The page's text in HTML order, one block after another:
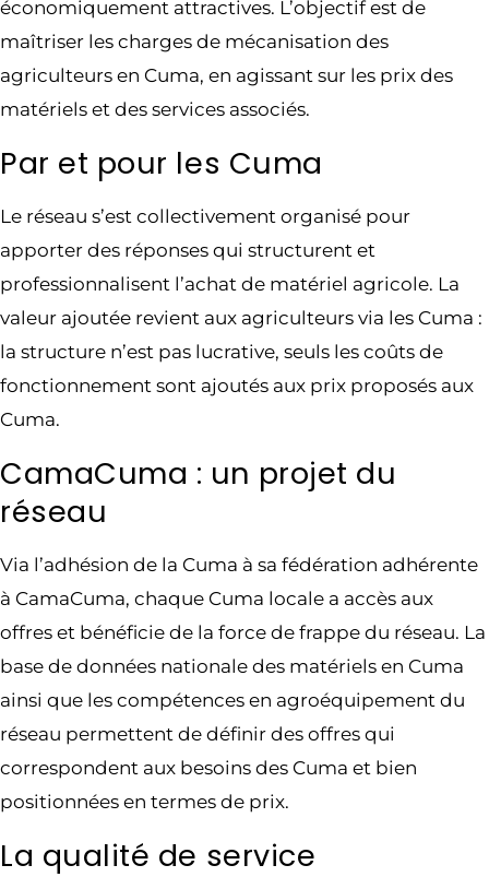
économiquement attractives. L’objectif est de
maîtriser les charges de mécanisation des
agriculteurs en Cuma, en agissant sur les prix des
matériels et des services associés.
Par et pour les Cuma
Le réseau s’est collectivement organisé pour
apporter des réponses qui structurent et
professionnalisent l’achat de matériel agricole. La
valeur ajoutée revient aux agriculteurs via les Cuma :
la structure n’est pas lucrative, seuls les coûts de
fonctionnement sont ajoutés aux prix proposés aux
Cuma.
CamaCuma : un projet du
réseau
Via l’adhésion de la Cuma à sa fédération adhérente
à CamaCuma, chaque Cuma locale a accès aux
offres et bénéficie de la force de frappe du réseau. La
base de données nationale des matériels en Cuma
ainsi que les compétences en agroéquipement du
réseau permettent de définir des offres qui
correspondent aux besoins des Cuma et bien
positionnées en termes de prix.
La qualité de service